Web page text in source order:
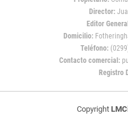
Director:
Editor
Domicilio:
Teléfono:
Contacto comercial:
Registro
Copyright